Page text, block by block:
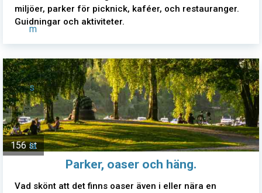
m
s
lä
miljöer, parker för picknick, kaféer, och restauranger.
Guidningar och aktiviteter.
156 st
Parker, oaser och häng.
Vad skönt att det finns oaser även i eller nära en